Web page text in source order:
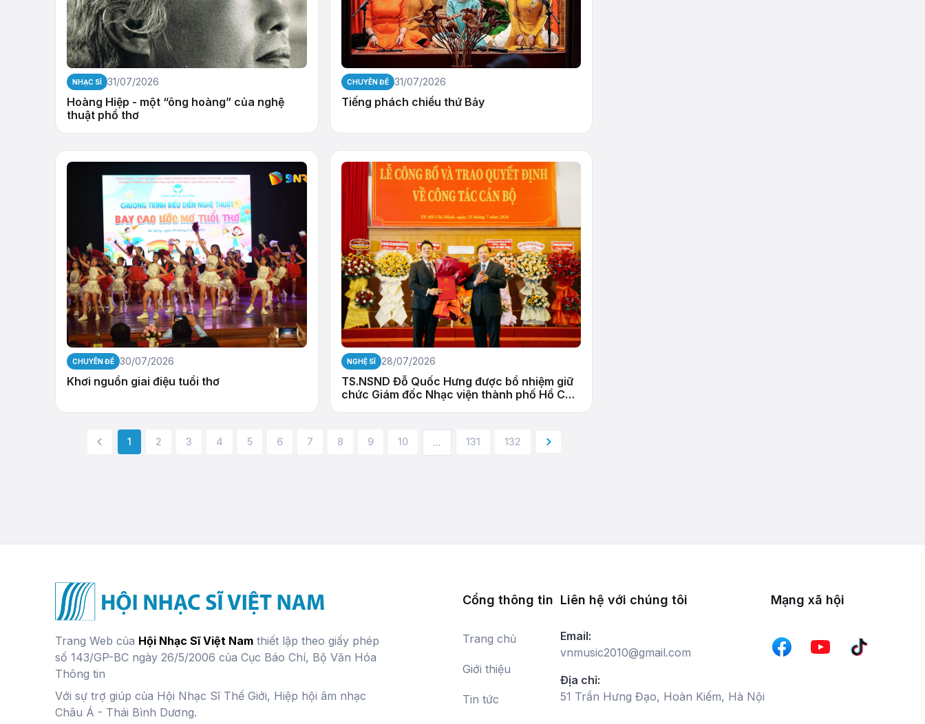
NHẠC SĨ 31/07/2026
Hoàng Hiệp - một “ông hoàng” của nghệ
thuật phổ thơ
CHUYÊN ĐỀ 31/07/2026
Tiếng phách chiều thứ Bảy
CHUYÊN ĐỀ 30/07/2026
Khơi nguồn giai điệu tuổi thơ
NGHỆ SĨ 28/07/2026
TS.NSND Đỗ Quốc Hưng được bổ nhiệm giữ
chức Giám đốc Nhạc viện thành phố Hồ Chí
« Previous
1 2 3 4 5 6 7 8 9 10 ... 131 132 Next »
Trang Web của Hội Nhạc Sĩ Việt Nam thiết lập theo giấy phép
số 143/GP-BC ngày 26/5/2006 của Cục Báo Chí, Bộ Văn Hóa
Thông tin
Với sự trợ giúp của Hội Nhạc Sĩ Thế Giới, Hiệp hội âm nhạc
Châu Á - Thái Bình Dương.
Cổng thông tin
Trang chủ
Giới thiệu
Tin tức
Liên hệ với chúng tôi
Email:
vnmusic2010@gmail.com
Địa chỉ:
51 Trần Hưng Đạo, Hoàn Kiếm, Hà Nội
Mạng xã hội